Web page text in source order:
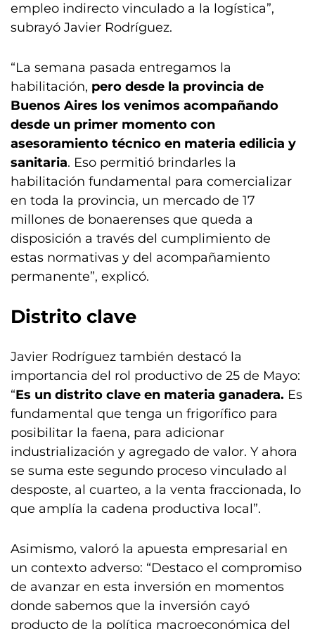
empleo indirecto vinculado a la logística”,
subrayó Javier Rodríguez.
“La semana pasada entregamos la
habilitación, pero desde la provincia de
Buenos Aires los venimos acompañando
desde un primer momento con
asesoramiento técnico en materia edilicia y
sanitaria. Eso permitió brindarles la
habilitación fundamental para comercializar
en toda la provincia, un mercado de 17
millones de bonaerenses que queda a
disposición a través del cumplimiento de
estas normativas y del acompañamiento
permanente”, explicó.
Distrito clave
Javier Rodríguez también destacó la
importancia del rol productivo de 25 de Mayo:
“Es un distrito clave en materia ganadera. Es
fundamental que tenga un frigorífico para
posibilitar la faena, para adicionar
industrialización y agregado de valor. Y ahora
se suma este segundo proceso vinculado al
desposte, al cuarteo, a la venta fraccionada, lo
que amplía la cadena productiva local”.
Asimismo, valoró la apuesta empresarial en
un contexto adverso: “Destaco el compromiso
de avanzar en esta inversión en momentos
donde sabemos que la inversión cayó
producto de la política macroeconómica del